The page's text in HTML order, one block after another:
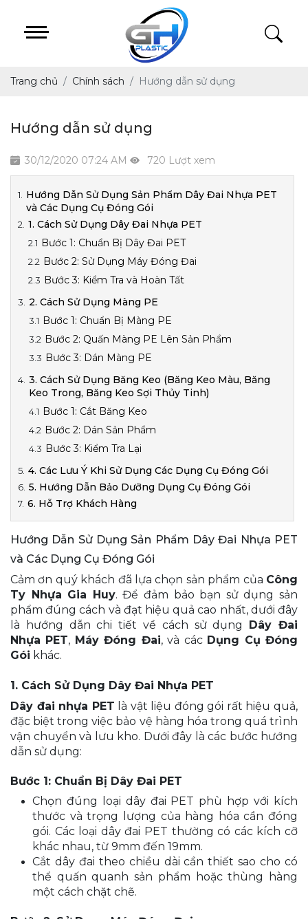
Trang chủ Chính sách Hướng dẫn sử dụng
Hướng dẫn sử dụng
30/12/2020 07:24 AM 720 Lượt xem
Hướng Dẫn Sử Dụng Sản Phẩm Dây Đai Nhựa PET
và Các Dụng Cụ Đóng Gói
1. Cách Sử Dụng Dây Đai Nhựa PET
Bước 1: Chuẩn Bị Dây Đai PET
Bước 2: Sử Dụng Máy Đóng Đai
Bước 3: Kiểm Tra và Hoàn Tất
2. Cách Sử Dụng Màng PE
Bước 1: Chuẩn Bị Màng PE
Bước 2: Quấn Màng PE Lên Sản Phẩm
Bước 3: Dán Màng PE
3. Cách Sử Dụng Băng Keo (Băng Keo Màu, Băng
Keo Trong, Băng Keo Sợi Thủy Tinh)
Bước 1: Cắt Băng Keo
Bước 2: Dán Sản Phẩm
Bước 3: Kiểm Tra Lại
4. Các Lưu Ý Khi Sử Dụng Các Dụng Cụ Đóng Gói
5. Hướng Dẫn Bảo Dưỡng Dụng Cụ Đóng Gói
6. Hỗ Trợ Khách Hàng
Hướng Dẫn Sử Dụng Sản Phẩm Dây Đai Nhựa PET
và Các Dụng Cụ Đóng Gói
Cảm ơn quý khách đã lựa chọn sản phẩm của Công
Ty Nhựa Gia Huy. Để đảm bảo bạn sử dụng sản
phẩm đúng cách và đạt hiệu quả cao nhất, dưới đây
là hướng dẫn chi tiết về cách sử dụng
Dây Đai
Nhựa PET, Máy Đóng Đai, và các Dụng Cụ Đóng
Gói khác.
1. Cách Sử Dụng Dây Đai Nhựa PET
Dây đai nhựa PET là vật liệu đóng gói rất hiệu quả,
đặc biệt trong việc bảo vệ hàng hóa trong quá trình
vận chuyển và lưu kho. Dưới đây là các bước hướng
dẫn sử dụng:
Bước 1: Chuẩn Bị Dây Đai PET
Chọn đúng loại dây đai PET phù hợp với kích
thước và trọng lượng của hàng hóa cần đóng
gói. Các loại dây đai PET thường có các kích cỡ
khác nhau, từ 9mm đến 19mm.
Cắt dây đai theo chiều dài cần thiết sao cho có
thể quấn quanh sản phẩm hoặc thùng hàng
một cách chặt chẽ.